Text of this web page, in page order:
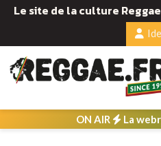
Le site de la culture
ON AIR La